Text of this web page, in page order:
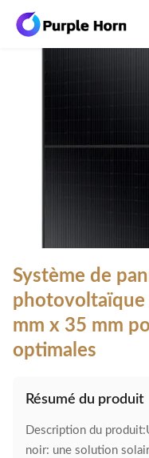
Système de
photovoltaïque
mm x 35 mm
optimales
Résumé du produit
Description du
noir: une solution